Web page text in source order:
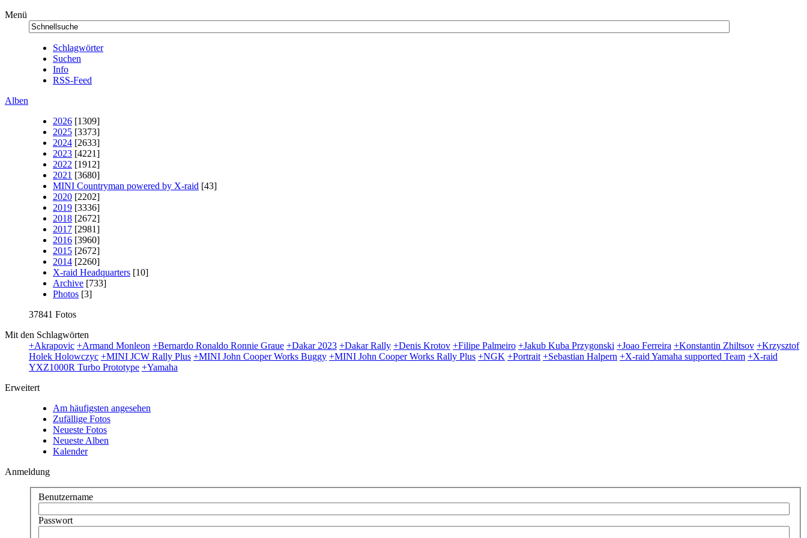
Menü
Schlagwörter
Suchen
Info
RSS-Feed
Alben
2026 [1309]
2025 [3373]
2024 [2633]
2023 [4221]
2022 [1912]
2021 [3680]
MINI Countryman powered by X-raid [43]
2020 [2202]
2019 [3336]
2018 [2672]
2017 [2981]
2016 [3960]
2015 [2672]
2014 [2260]
X-raid Headquarters [10]
Archive [733]
Photos [3]
37841 Fotos
Mit den Schlagwörten
+Akrapovic +Armand Monleon +Bernardo Ronaldo Ronnie Graue +Dakar 2023 +Dakar Rally +Denis Krotov +Filipe Palmeiro +Jakub Kuba Przygonski +Joao Ferreira +Konstantin Zhiltsov +Krzysztof
Holek Holowczyc +MINI JCW Rally Plus +MINI John Cooper Works Buggy +MINI John Cooper Works Rally Plus +NGK +Portrait +Sebastian Halpern +X-raid Yamaha supported Team +X-raid
YXZ1000R Turbo Prototype +Yamaha
Erweitert
Am häufigsten angesehen
Zufällige Fotos
Neueste Fotos
Neueste Alben
Kalender
Anmeldung
Benutzername
Passwort